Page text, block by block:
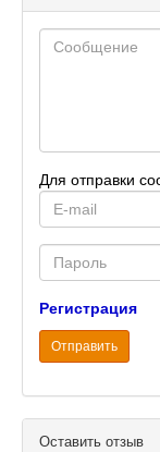
Для отправки
mail
Password
Регистрация
Отправить
Оставить отзыв